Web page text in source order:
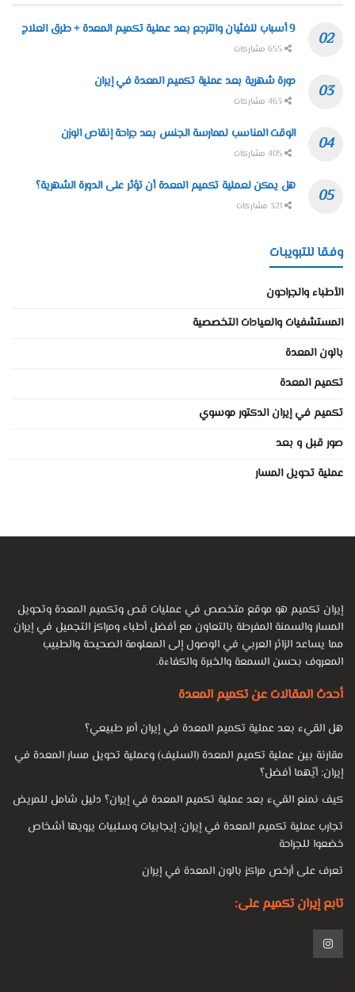
9 أسباب للغثيان والترجع بعد عملية تكميم المعدة + طرق العلاج
دورة شهرية بعد عملية تكميم المعدة في إيران
الوقت المناسب لممارسة الجنس بعد جراحة إنقاص الوزن
هل يمكن لعملية تكميم المعدة أن تؤثر على الدورة الشهرية؟
وفقا للتبويبات
الأطباء والجراحون
المستشفيات والعيادات التخصصية
بالون المعدة
تكميم المعدة
تكميم في إيران الدكتور موسوي
صور قبل و بعد
عملية تحويل المسار
إيران تكميم هو موقع متخصص في عمليات قص وتكميم المعدة وتحويل
المسار والسمنة المفرطة بالتعاون مع أفضل أطباء ومراكز التجميل في إيران
مما يساعد الزائر العربي في الوصول إلى المعلومة الصحيحة والطبيب
المعروف بحسن السمعة والخبرة والكفاءة.
أحدث المقالات عن تكميم المعدة
هل القيء بعد عملية تكميم المعدة في إيران أمر طبيعي؟
مقارنة بين عملية تكميم المعدة (السليف) وعملية تحويل مسار المعدة في
إيران: أيّهما أفضل؟
كيف نمنع القيء بعد عملية تكميم المعدة في إيران؟ دليل شامل للمريض
تجارب عملية تكميم المعدة في إيران: إيجابيات وسلبيات يرويها أشخاص
خضعوا للجراحة
تعرف على أرخص مراكز بالون المعدة في إيران
تابع إيران تكميم على: